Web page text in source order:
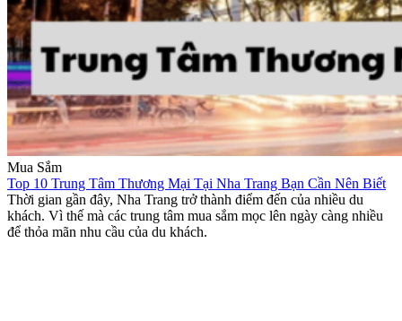
Mua Sắm
Top 10 Trung Tâm Thương Mại Tại Nha Trang Bạn Cần Nên Biết
Thời gian gần đây, Nha Trang trở thành điểm đến của nhiều du
khách. Vì thế mà các trung tâm mua sắm mọc lên ngày càng nhiều
để thỏa mãn nhu cầu của du khách.